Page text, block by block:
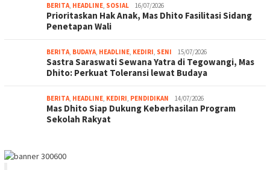
BERITA, HEADLINE, SOSIAL 16/07/2026
Prioritaskan Hak Anak, Mas Dhito Fasilitasi Sidang
Penetapan Wali
BERITA, BUDAYA, HEADLINE, KEDIRI, SENI 15/07/2026
Sastra Saraswati Sewana Yatra di Tegowangi, Mas
Dhito: Perkuat Toleransi lewat Budaya
BERITA, HEADLINE, KEDIRI, PENDIDIKAN 14/07/2026
Mas Dhito Siap Dukung Keberhasilan Program
Sekolah Rakyat